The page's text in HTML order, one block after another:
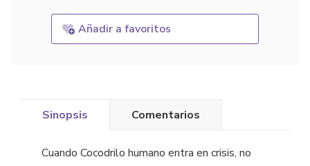
Añadir a favoritos
Sinopsis Comentarios
Cuando Cocodrilo humano entra en crisis, no